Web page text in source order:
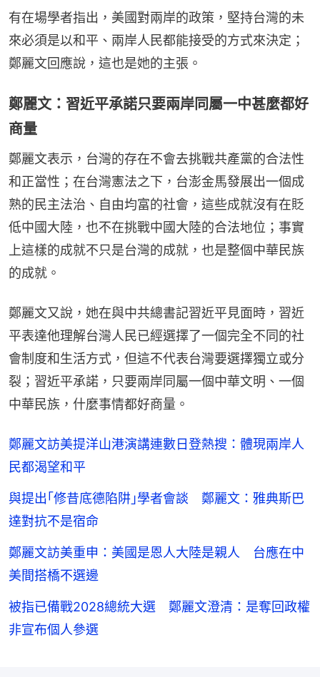
有在場學者指出，美國對兩岸的政策，堅持台灣的未
來必須是以和平、兩岸人民都能接受的方式來決定；
鄭麗文回應說，這也是她的主張。
鄭麗文：習近平承諾只要兩岸同屬一中甚麼都好
商量
鄭麗文表示，台灣的存在不會去挑戰共產黨的合法性
和正當性；在台灣憲法之下，台澎金馬發展出一個成
熟的民主法治、自由均富的社會，這些成就沒有在貶
低中國大陸，也不在挑戰中國大陸的合法地位；事實
上這樣的成就不只是台灣的成就，也是整個中華民族
的成就。
鄭麗文又說，她在與中共總書記習近平見面時，習近
平表達他理解台灣人民已經選擇了一個完全不同的社
會制度和生活方式，但這不代表台灣要選擇獨立或分
裂；習近平承諾，只要兩岸同屬一個中華文明、一個
中華民族，什麼事情都好商量。
鄭麗文訪美提洋山港演講連數日登熱搜：體現兩岸人
民都渴望和平
與提出｢修昔底德陷阱｣學者會談 鄭麗文：雅典斯巴
達對抗不是宿命
鄭麗文訪美重申：美國是恩人大陸是親人 台應在中
美間搭橋不選邊
被指已備戰2028總統大選 鄭麗文澄清：是奪回政權
非宣布個人參選